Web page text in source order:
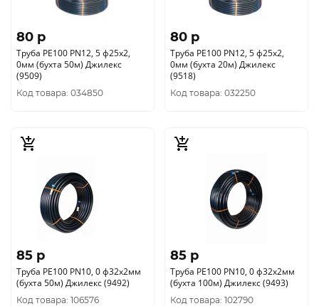
80 p
Труба РЕ100 PN12, 5 ф25х2,
0мм (бухта 50м) Джилекс
(9509)
Код товара: 034850
80 p
Труба РЕ100 PN12, 5 ф25х2,
0мм (бухта 20м) Джилекс
(9518)
Код товара: 032250
85 p
Труба РЕ100 PN10, 0 ф32х2мм
(бухта 50м) Джилекс (9492)
Код товара: 106576
85 p
Труба РЕ100 PN10, 0 ф32х2мм
(бухта 100м) Джилекс (9493)
Код товара: 102790